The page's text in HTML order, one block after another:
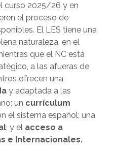
curso 2025/26 y en
el proceso de
El LES tiene una
naturaleza, en el
que el NC está
a las afueras de
ofrecen una
y adaptada a las
un currículum
el sistema español; una
; y el acceso a
e Internacionales.